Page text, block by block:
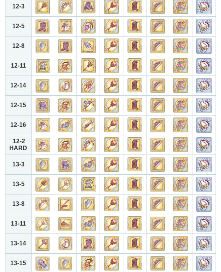
12-3
12-5
12-8
12-11
12-14
12-15
12-16
12-2
HARD
13-3
13-5
13-8
13-11
13-14
13-15